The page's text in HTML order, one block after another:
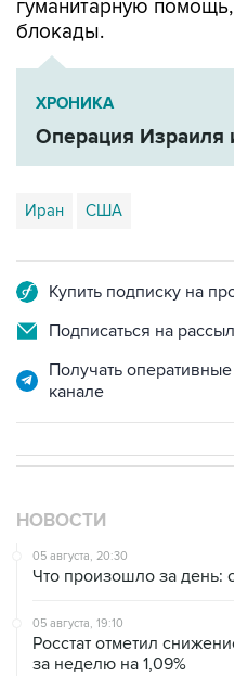
ХРОНИКА
Операция Израиля
Иран США
Подписаться на
Получать
05 августа, 20:30
Что произошло за день:
05 августа, 19:10
за неделю на 1,09%
05 августа, 19:02